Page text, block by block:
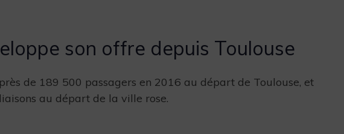
son offre depuis Toulouse
de 189 500 passagers en 2016 au départ de Toulouse, et
au départ de la ville rose.